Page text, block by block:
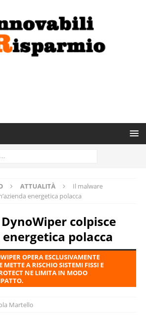
ATTUALITÀ
Il malware
energetica polacca
colpisce
energetica polacca
OPERA ESCLUSIVAMENTE
METTE A RISCHIO SISTEMI FISSI E
NE LIMITA IN MODO
Martello